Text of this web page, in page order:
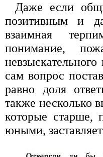
Даже если
позитивным и
взаимная
понимание,
сам вопрос
равно доля
также несколько
которые старше,
юными,